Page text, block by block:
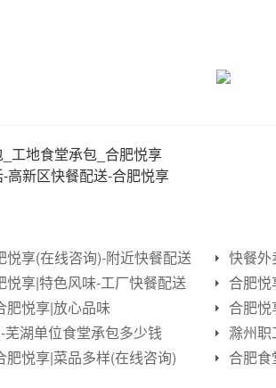
工地食堂承包_合肥悦享
高新区快餐配送-合肥悦享
悦享(在线咨询)-附近快餐配送
快餐外
悦享|特色风味-工厂快餐配送
肥悦享|放心品味
合肥
芜湖单位食堂承包多少钱
滁州
肥悦享|菜品多样(在线咨询)